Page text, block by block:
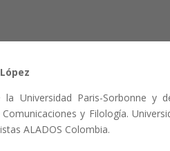
Universidad Paris-Sorbonne y
y Filología.
ALADOS Colombia.